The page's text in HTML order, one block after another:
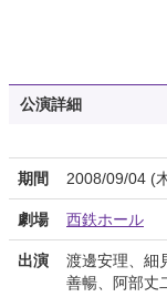
公演詳細
期間 2008/09/04 (
劇場 西鉄ホール
出演
渡邊安理、細
善暢、阿部丈